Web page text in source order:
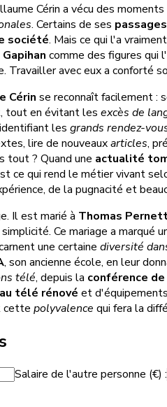
Cérin a vécu des
. Certains de ses
société. Mais ce qui l'a
comme des figures qui
Travailler avec eux a
Cérin se reconnaît facilement :
tout en évitant les excès de
les grands rendez-
lire de nouveauxarticles,
tout ? Quand une actualité
ce qui rend le métier vivant
de la pugnacité et
Il est marié à Thomas
Ce mariage a marqué
une certaine diversité
, son ancienne école, en leur
télé, depuis la conférence
télé rénové et
cette polyvalence qui fera la
Salaire de l'autre personne (€) :